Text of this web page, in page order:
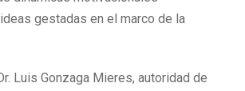
gestadas en el marco de la
Luis Gonzaga Mieres, autoridad de